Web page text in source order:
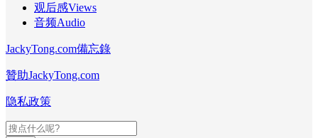
观后感Views
音频Audio
JackyTong.com備忘錄
贊助JackyTong.com
隐私政策